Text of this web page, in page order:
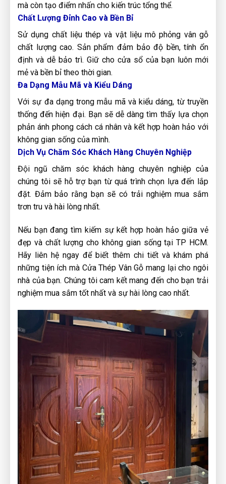
mà còn tạo điểm nhấn cho kiến trúc tổng thể.
Chất Lượng Đỉnh Cao và Bền Bỉ
Sử dụng chất liệu thép và vật liệu mô phỏng vân gỗ
chất lượng cao. Sản phẩm đảm bảo độ bền, tính ổn
định và dễ bảo trì. Giữ cho cửa sổ của bạn luôn mới
mẻ và bền bỉ theo thời gian.
Đa Dạng Mẫu Mã và Kiểu Dáng
Với sự đa dạng trong mẫu mã và kiểu dáng, từ truyền
thống đến hiện đại. Bạn sẽ dễ dàng tìm thấy lựa chọn
phản ánh phong cách cá nhân và kết hợp hoàn hảo với
không gian sống của mình.
Dịch Vụ Chăm Sóc Khách Hàng Chuyên Nghiệp
Đội ngũ chăm sóc khách hàng chuyên nghiệp của
chúng tôi sẽ hỗ trợ bạn từ quá trình chọn lựa đến lắp
đặt. Đảm bảo rằng bạn sẽ có trải nghiệm mua sắm
trơn tru và hài lòng nhất.
Nếu bạn đang tìm kiếm sự kết hợp hoàn hảo giữa vẻ
đẹp và chất lượng cho không gian sống tại TP HCM.
Hãy liên hệ ngay để biết thêm chi tiết và khám phá
những tiện ích mà Cửa Thép Vân Gỗ mang lại cho ngôi
nhà của bạn. Chúng tôi cam kết mang đến cho bạn trải
nghiệm mua sắm tốt nhất và sự hài lòng cao nhất.